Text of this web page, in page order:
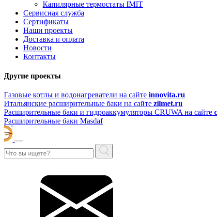
Капилярные термостаты IMIT
Сервисная служба
Сертификаты
Наши проекты
Доставка и оплата
Новости
Контакты
Другие проекты
Газовые котлы и водонагреватели на сайте innovita.ru
Итальянские расширительные баки на сайте zilmet.ru
Расширительные баки и гидроаккумуляторы CRUWA на сайте
Расширительные баки Masdaf